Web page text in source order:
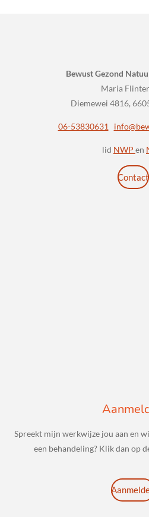
Bewust Gezond
Maria Flint
Diemewei 4816,
06-53830631
lid NWP en
Contact
Spreekt mijn werkwijze jou aan en
een behandeling? Klik dan op